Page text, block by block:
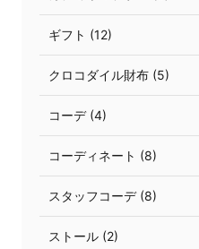
ギフト (12)
クロコダイル財布 (5)
コーデ (4)
コーディネート (8)
スタッフコーデ (8)
ストール (2)